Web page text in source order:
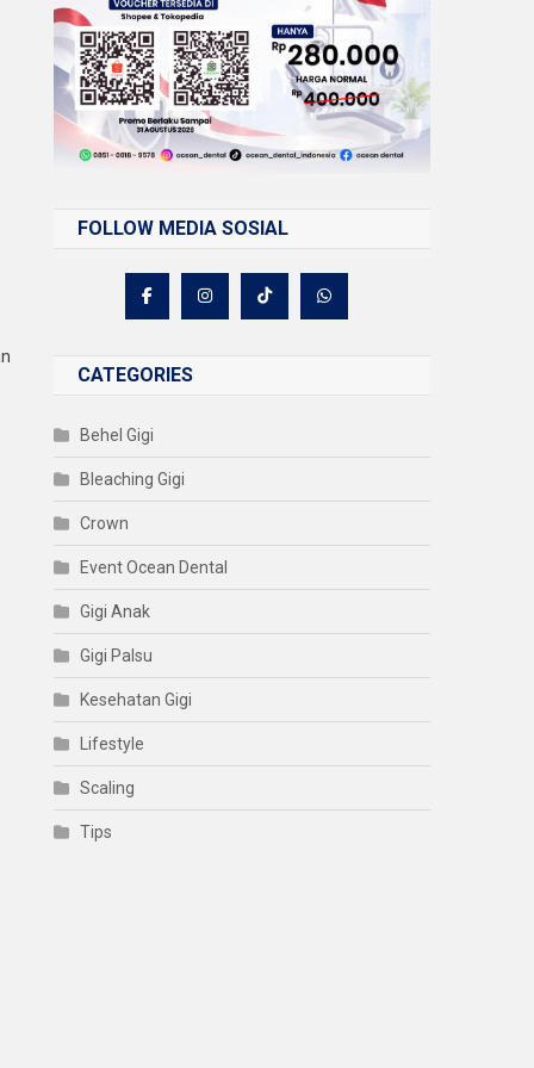
FOLLOW MEDIA SOSIAL
CATEGORIES
Behel Gigi
Bleaching Gigi
Crown
Event Ocean Dental
Gigi Anak
Gigi Palsu
Kesehatan Gigi
Lifestyle
Scaling
Tips